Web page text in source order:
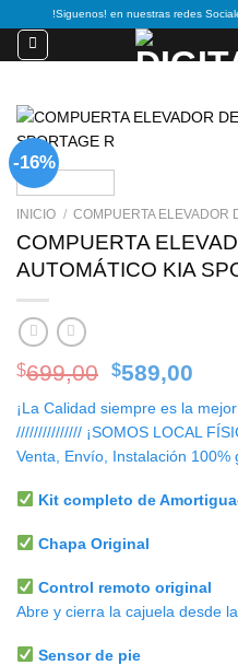
content
!Siguenos! en nuestras redes
-16%
INICIO / COMPUERTA ELEVADOR
COMPUERTA
AUTOMÁTICO KIA
$699,00 Original
was:
$699,00.
$589,00
is:
¡La Calidad siempre es la
/////////////// ¡SOMOS LOCAL
Venta, Envío, Instalación 100%
Kit completo de
Chapa Original
Control remoto original
Abre y cierra la cajuela desde
Sensor de pie